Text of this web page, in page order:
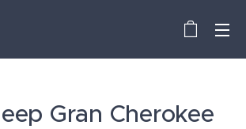
Gran Cherokee